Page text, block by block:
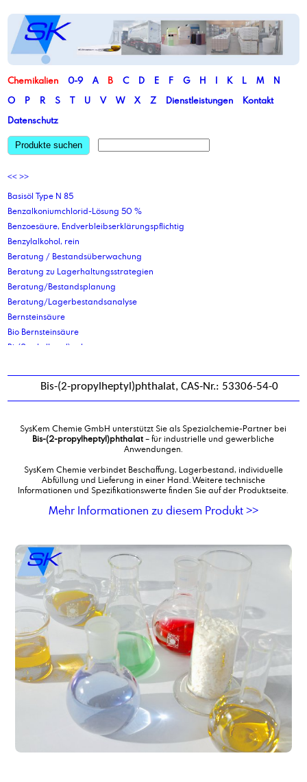
Chemikalien 0-9 A B C D E F G H I K L M
N
O
P R S T U V W X Z Dienstleistungen
Kontakt
Datenschutz
Produkte suchen
<< >>
Basisöl Type N 85
Benzalkoniumchlorid-Lösung 50 %
Benzoesäure, Endverbleibserklärungspflichtig
Benzylalkohol, rein
Beratung / Bestandsüberwachung
Beratung zu Lagerhaltungsstrategien
Beratung/Bestandsplanung
Beratung/Lagerbestandsanalyse
Bernsteinsäure
Bio Bernsteinsäure
Bis(2-ethylhexyl) sebacat
Bisphenol A
Butyldiglykol
Butyloleat
Butylstearat
Bis-(2-propylheptyl)phthalat, CAS-Nr.: 53306-54-0
SysKem Chemie GmbH unterstützt Sie als Spezialchemie-Partner bei
Bis-(2-propylheptyl)phthalat– für industrielle und gewerbliche
Anwendungen.
SysKem Chemie verbindet Beschaffung, Lagerbestand, individuelle
Abfüllung und Lieferung in einer Hand. Weitere technische
Informationen und Spezifikationswerte finden Sie auf der Produktseite.
Mehr Informationen zu diesem Produkt >>